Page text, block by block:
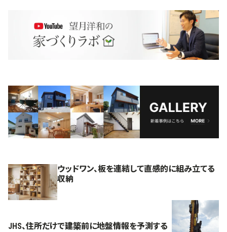
ウッドワン、板を連結して直感的に組み立てる
収納
JHS、住所だけで建築前に地盤情報を予測する